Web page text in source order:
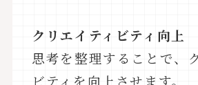
クリエイティビティ向上
思考を整理することで、
ビティを向上させます。